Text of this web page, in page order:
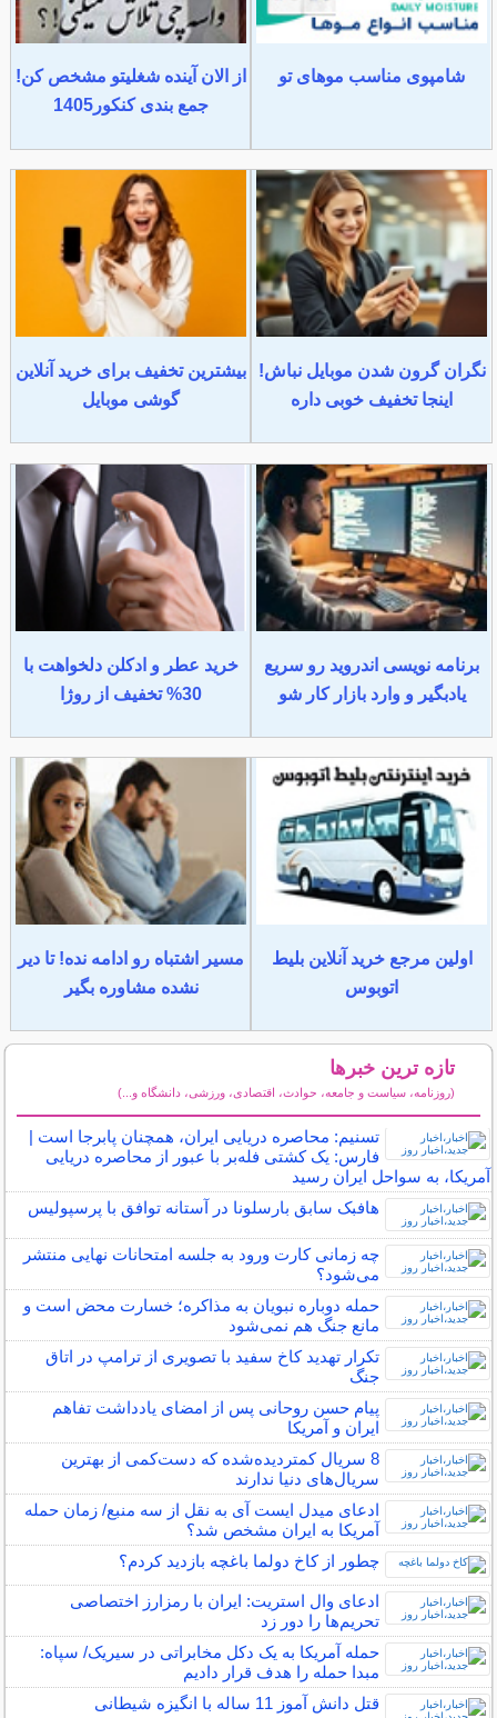
شامپوی مناسب موهای تو
از الان آینده شغلیتو مشخص کن!
جمع بندی کنکور1405
نگران گرون شدن موبایل نباش!
اینجا تخفیف خوبی داره
بیشترین تخفیف برای خرید آنلاین
گوشی موبایل
برنامه نویسی اندروید رو سریع
یادبگیر و وارد بازار کار شو
خرید عطر و ادکلن دلخواهت با
30% تخفیف از روژا
اولین مرجع خرید آنلاین بلیط
اتوبوس
مسیر اشتباه رو ادامه نده! تا دیر
نشده مشاوره بگیر
تازه ترین خبرها
(روزنامه، سیاست و جامعه، حوادث، اقتصادی، ورزشی، دانشگاه و...)
تسنیم: محاصره دریایی ایران، همچنان پابرجا است |
فارس: یک کشتی فله‌بر با عبور از محاصره دریایی
آمریکا، به سواحل ایران رسید
هافبک سابق بارسلونا در آستانه توافق با پرسپولیس
چه زمانی کارت ورود به جلسه امتحانات نهایی منتشر
می‌شود؟
حمله دوباره نبویان به مذاکره؛ خسارت محض است و
مانع جنگ هم نمی‌شود
تکرار تهدید کاخ سفید با تصویری از ترامپ در اتاق
جنگ
پیام حسن روحانی پس از امضای یادداشت تفاهم
ایران و آمریکا
8 سریال کمتردیده‌شده که دست‌کمی از بهترین
سریال‌های دنیا ندارند
ادعای میدل ایست آی به نقل از سه منبع/ زمان حمله
آمریکا به ایران مشخص شد؟
چطور از کاخ دولما باغچه بازدید کردم؟
ادعای وال استریت: ایران با رمزارز اختصاصی
تحریم‌ها را دور زد
حمله آمریکا به یک دکل مخابراتی در سیریک/ سپاه:
مبدا حمله را هدف قرار دادیم
قتل دانش آموز 11 ساله با انگیزه شیطانی